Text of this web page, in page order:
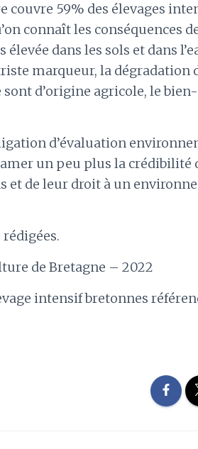
59% des élevages
connaît les conséquences
dans les sols et dans
marqueur, la dégradation
sont d’origine agricole, le
d’évaluation
un peu plus la crédibilité
et de leur droit à un
de Bretagne – 2022
intensif bretonnes